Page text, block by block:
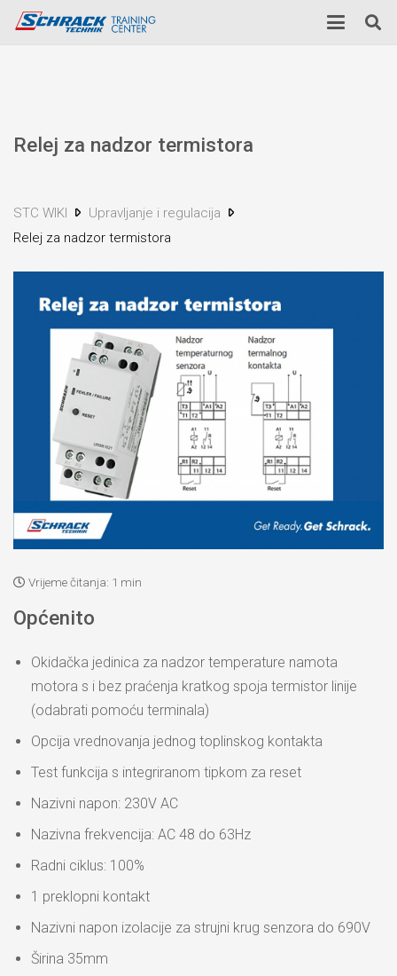
Relej za nadzor termistora
STC WIKI
Upravljanje i regulacija
Relej za nadzor termistora
Vrijeme čitanja: 1 min
Općenito
Okidačka jedinica za nadzor temperature namota
motora s i bez praćenja kratkog spoja termistor linije
(odabrati pomoću terminala)
Opcija vrednovanja jednog toplinskog kontakta
Test funkcija s integriranom tipkom za reset
Nazivni napon: 230V AC
Nazivna frekvencija: AC 48 do 63Hz
Radni ciklus: 100%
1 preklopni kontakt
Nazivni napon izolacije za strujni krug senzora do 690V
Širina 35mm